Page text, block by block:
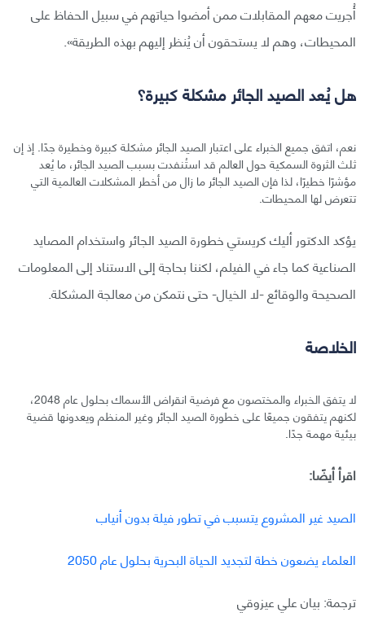
أُجريت معهم المقابلات ممن أمضوا حياتهم في سبيل الحفاظ على
المحيطات، وهم لا يستحقون أن يُنظر إليهم بهذه الطريقة».
هل يُعد الصيد الجائر مشكلة كبيرة؟
نعم، اتفق جميع الخبراء على اعتبار الصيد الجائر مشكلة كبيرة وخطيرة جدًا. إذ إن
ثلث الثروة السمكية حول العالم قد استُنفدت بسبب الصيد الجائر، ما يُعد
مؤشرًا خطيرًا، لذا فإن الصيد الجائر ما زال من أخطر المشكلات العالمية التي
تتعرض لها المحيطات.
يؤكد الدكتور أليك كريستي خطورة الصيد الجائر واستخدام المصايد
الصناعية كما جاء في الفيلم، لكننا بحاجة إلى الاستناد إلى المعلومات
الصحيحة والوقائع -لا الخيال- حتى نتمكن من معالجة المشكلة.
الخلاصة
لا يتفق الخبراء والمختصون مع فرضية انقراض الأسماك بحلول عام 2048،
لكنهم يتفقون جميعًا على خطورة الصيد الجائر وغير المنظم ويعدونها قضية
بيئية مهمة جدًا.
اقرأ أيضًا:
الصيد غير المشروع يتسبب في تطور فيلة بدون أنياب
العلماء يضعون خطة لتجديد الحياة البحرية بحلول عام 2050
ترجمة: بيان علي عيزوقي